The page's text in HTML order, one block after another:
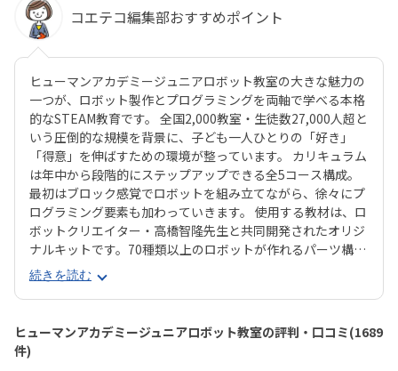
コエテコ編集部おすすめポイント
ヒューマンアカデミージュニアロボット教室の大きな魅力の
一つが、ロボット製作とプログラミングを両軸で学べる本格
的なSTEAM教育です。 全国2,000教室・生徒数27,000人超と
いう圧倒的な規模を背景に、子ども一人ひとりの「好き」
「得意」を伸ばすための環境が整っています。 カリキュラム
は年中から段階的にステップアップできる全5コース構成。
最初はブロック感覚でロボットを組み立てながら、徐々にプ
ログラミング要素も加わっていきます。 使用する教材は、ロ
ボットクリエイター・高橋智隆先生と共同開発されたオリジ
ナルキットです。70種類以上のロボットが作れるパーツ構成
で、飽きずに続けやすい点も特徴です。 月2回の90分授業で
は、ロボットを完成させる「基本製作」と、オリジナル改造
に挑戦する「応用実践」を繰り返す設計。子どもたちは毎
回、新しい達成感と成長を実感できる仕組みになっていま
す。 自ら考え、試行錯誤しながらロボットを動かす経験は、
創造力や論理的思考力を育むだけでなく、学ぶ楽しさそのも
続きを読む
ヒューマンアカデミージュニアロボット教室の評判・口コミ(1689
件)